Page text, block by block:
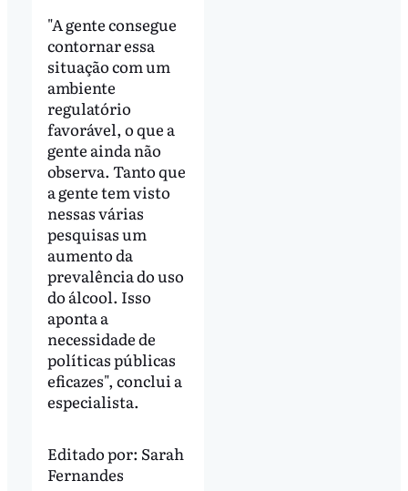
"A gente consegue
contornar essa
situação com um
ambiente
regulatório
favorável, o que a
gente ainda não
observa. Tanto que
a gente tem visto
nessas várias
pesquisas um
aumento da
prevalência do uso
do álcool. Isso
aponta a
necessidade de
políticas públicas
eficazes", conclui a
especialista.
Editado por: Sarah
Fernandes